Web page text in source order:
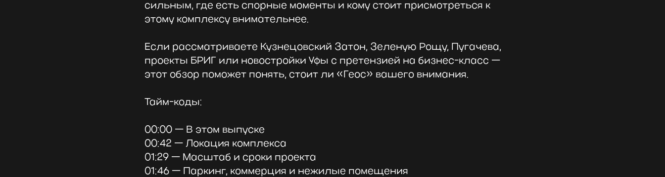
сильным, где есть спорные моменты и кому стоит присмотреться к
этому комплексу внимательнее.
Если рассматриваете Кузнецовский Затон, Зеленую Рощу, Пугачева,
проекты БРИГ или новостройки Уфы с претензией на бизнес-класс —
этот обзор поможет понять, стоит ли «Геос» вашего внимания.
Тайм-коды:
00:00 — В этом выпуске
00:42 — Локация комплекса
01:29 — Масштаб и сроки проекта
01:46 — Паркинг, коммерция и нежилые помещения